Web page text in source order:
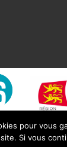
pour vous
Si vous